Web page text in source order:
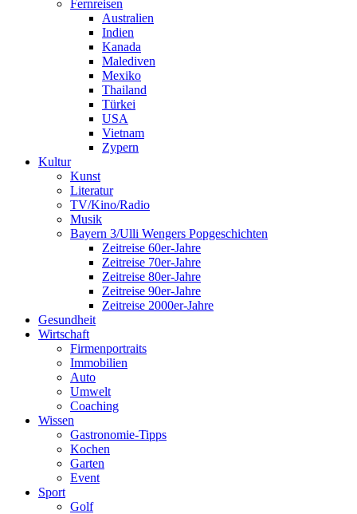
Fernreisen
Australien
Indien
Kanada
Malediven
Mexiko
Thailand
Türkei
USA
Vietnam
Zypern
Kultur
Kunst
Literatur
TV/Kino/Radio
Musik
Bayern 3/Ulli Wengers Popgeschichten
Zeitreise 60er-Jahre
Zeitreise 70er-Jahre
Zeitreise 80er-Jahre
Zeitreise 90er-Jahre
Zeitreise 2000er-Jahre
Gesundheit
Wirtschaft
Firmenportraits
Immobilien
Auto
Umwelt
Coaching
Wissen
Gastronomie-Tipps
Kochen
Garten
Event
Sport
Golf